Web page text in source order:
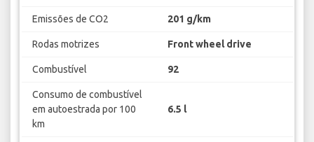
Emissões de CO2 201 g/km
Rodas motrizes Front wheel drive
Combustível 92
Consumo de combustível
em autoestrada por 100
km
6.5 l